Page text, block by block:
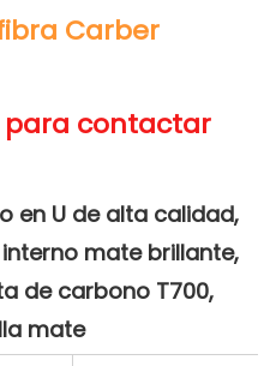
marco de fibra Carber
Haga clic aquí para contactar
en U de alta calidad,
mate brillante,
de carbono T700,